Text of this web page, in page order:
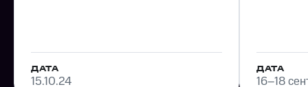
ДАТА
15.10.24
Москва, НИТУ «МИСИС»
ФОРМАТ
Внешнее, гибридное
ДАТА
16–18
Сочи,
ФОРМАТ